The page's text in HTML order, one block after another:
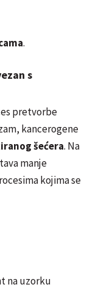
.
s
pretvorbe
kancerogene
šećera. Na
manje
kojima se
na uzorku